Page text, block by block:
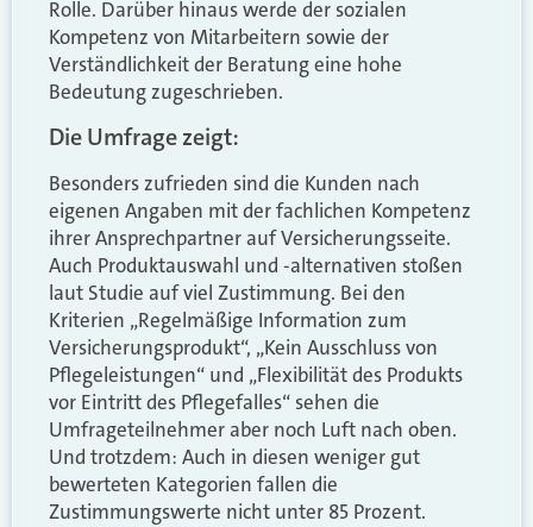
Rolle. Darüber hinaus werde der sozialen
Kompetenz von Mitarbeitern sowie der
Verständlichkeit der Beratung eine hohe
Bedeutung zugeschrieben.
Die Umfrage zeigt:
Besonders zufrieden sind die Kunden nach
eigenen Angaben mit der fachlichen Kompetenz
ihrer Ansprechpartner auf Versicherungsseite.
Auch Produktauswahl und -alternativen stoßen
laut Studie auf viel Zustimmung. Bei den
Kriterien „Regelmäßige Information zum
Versicherungsprodukt“, „Kein Ausschluss von
Pflegeleistungen“ und „Flexibilität des Produkts
vor Eintritt des Pflegefalles“ sehen die
Umfrageteilnehmer aber noch Luft nach oben.
Und trotzdem: Auch in diesen weniger gut
bewerteten Kategorien fallen die
Zustimmungswerte nicht unter 85 Prozent.